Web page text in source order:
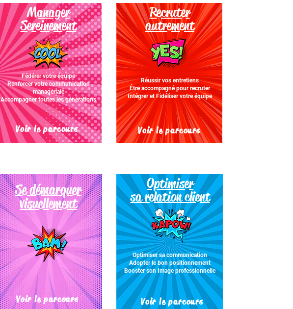
Manager
Sereinement
Fédérer votre équipe
Renforcer votre communication
managériale
Accompagner toutes les générations
Voir le parcours
Recruter
autrement
Réussir vos entretiens
Être accompagné pour recruter
Intégrer et Fidéliser votre équipe
Voir le parcours
Se démarquer
visuellement
Voir le parcours
Optimiser
sa relation client
Optimiser sa communication
Adopter le bon positionnement
Booster son Image professionnelle
Voir le parcours